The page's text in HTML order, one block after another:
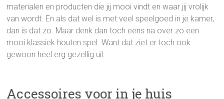
materialen en producten die jij mooi vindt en waar jij vrolijk
van wordt. En als dat wel is met veel speelgoed in je kamer,
dan is dat zo. Maar denk dan toch eens na over zo een
mooi klassiek houten spel. Want dat ziet er toch ook
gewoon heel erg gezellig uit.
Accessoires voor in je huis